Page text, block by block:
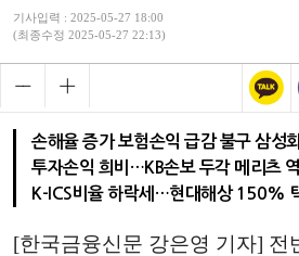
기사입력 : 2025-05-27 18:00
(최종수정 2025-05-27 22:13)
손해율 증가 보험손익 급감 불구 삼성
투자손익 희비…KB손보 두각 메리츠
K-ICS비율 하락세…현대해상 150%
[한국금융신문 강은영 기자] 전